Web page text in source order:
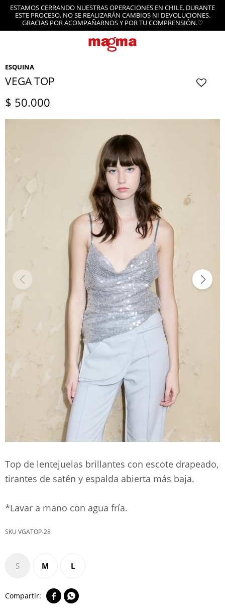
ESTAMOS CERRANDO NUESTRAS OPERACIONES EN CHILE. DURANTE
ESTE PROCESO, NO SE REALIZARÁN CAMBIOS NI DEVOLUCIONES.
GRACIAS POR ACOMPAÑARNOS Y POR TU COMPRENSIÓN.♡
ESQUINA
VEGA TOP
$ 50.000
Top de lentejuelas brillantes con escote drapeado,
tirantes de satén y espalda abierta más baja.
*Lavar a mano con agua fría.
VGATOP-28
S M L
 